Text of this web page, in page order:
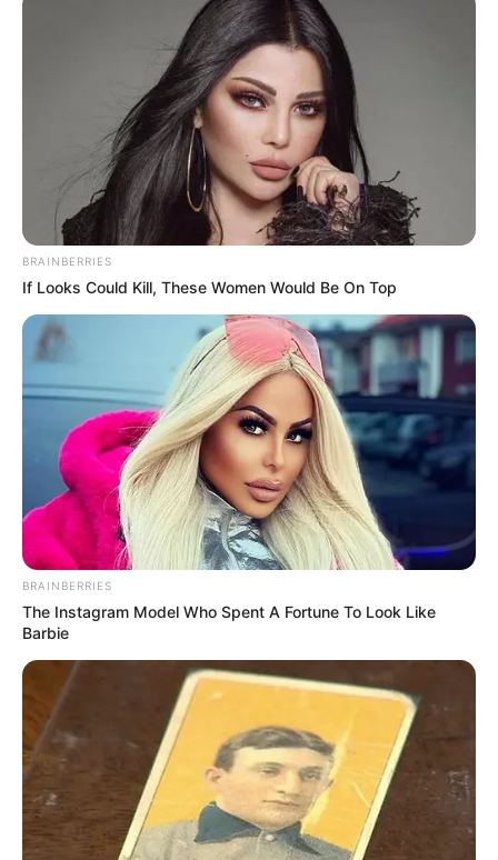
BRAINBERRIES
If Looks Could Kill, These Women Would Be On Top
BRAINBERRIES
The Instagram Model Who Spent A Fortune To Look Like
Barbie